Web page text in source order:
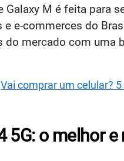
Galaxy M é feita para
e e-commerces do
do mercado com uma
Vai comprar um celular?
5G: o melhor